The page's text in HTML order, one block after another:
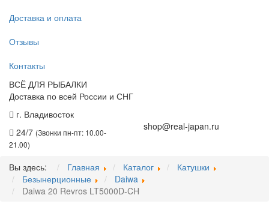
Доставка и оплата
Отзывы
Контакты
ВСЁ ДЛЯ РЫБАЛКИ
Доставка по всей России и СНГ
г. Владивосток
24/7 (Звонки пн-пт: 10.00-
21.00)
shop@real-japan.ru
Вы здесь: Главная Каталог
Катушки
Безынерционные
Daiwa
Daiwa 20 Revros LT5000D-CH